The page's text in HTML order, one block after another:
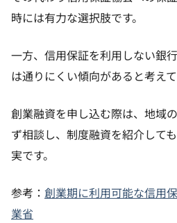
時には有力な選択肢です。
一方、信用保証を利用しない銀
は通りにくい傾向があると考えて
創業融資を申し込む際は、地域
ず相談し、制度融資を紹介して
実です。
参考： 創業期に利用可能な信用
業省